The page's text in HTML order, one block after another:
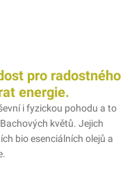
pro radostného
energie.
i fyzickou pohodu a to
květů. Jejich
bio esenciálních olejů a